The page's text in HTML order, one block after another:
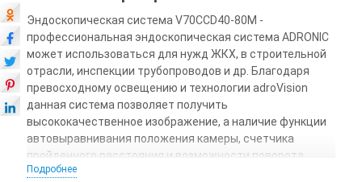
Эндоскопическая система V70CCD40-80M -
профессиональная эндоскопическая система ADRONIC
может использоваться для нужд ЖКХ, в строительной
отрасли, инспекции трубопроводов и др. Благодаря
превосходному освещению и технологии adroVision
данная система позволяет получить
высококачественное изображение, а наличие функции
автовыравнивания положения камеры, счетчика
пройденного расстояния и возможности поворота
монитора V70 на 360° обеспечивает дополнительное
Подробнее